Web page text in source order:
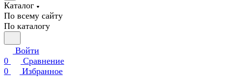
Каталог
По всему сайту
По каталогу
Войти
0
Сравнение
0
Избранное